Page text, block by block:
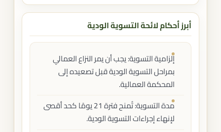
أبرز أحكام لائحة التسوية الودية
إلزامية التسوية: يجب أن يمر النزاع العمالي
بمراحل التسوية الودية قبل تصعيده إلى
المحكمة العمالية.
مدة التسوية: تُمنح فترة 21 يومًا كحد أقصى
لإنهاء إجراءات التسوية الودية.